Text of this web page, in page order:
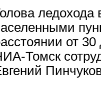
от
Томск